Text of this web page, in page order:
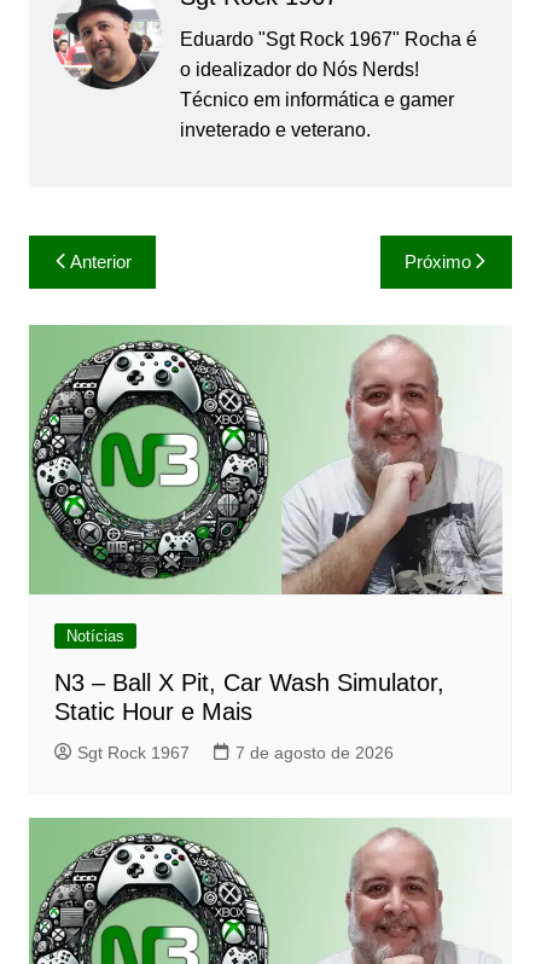
Eduardo "Sgt Rock 1967" Rocha é
o idealizador do Nós Nerds!
Técnico em informática e gamer
inveterado e veterano.
Navegação
de
Post
Anterior Próximo
Notícias
N3 – Ball X Pit, Car Wash Simulator,
Static Hour e Mais
Sgt Rock 1967 7 de agosto de 2026